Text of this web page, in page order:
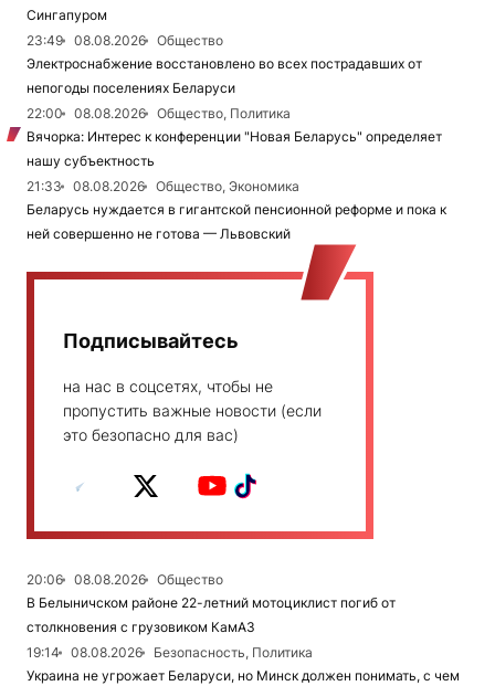
Сингапуром
23:49
08.08.2026
Общество
Электроснабжение восстановлено во всех пострадавших от
непогоды поселениях Беларуси
22:00
08.08.2026
Общество, Политика
Вячорка: Интерес к конференции "Новая Беларусь" определяет
нашу субъектность
21:33
08.08.2026
Общество, Экономика
Беларусь нуждается в гигантской пенсионной реформе и пока к
ней совершенно не готова — Львовский
Подписывайтесь
на нас в соцсетях, чтобы не
пропустить важные новости (если
это безопасно для вас)
20:06 08.08.2026
Общество
В Белыничском районе 22-летний мотоциклист погиб от
столкновения с грузовиком КамАЗ
19:14
08.08.2026
Безопасность, Политика
Украина не угрожает Беларуси, но Минск должен понимать, с чем